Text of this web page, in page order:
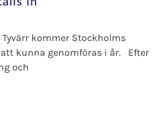
kommer Stockholms
kunna genomföras i år. Efter
och